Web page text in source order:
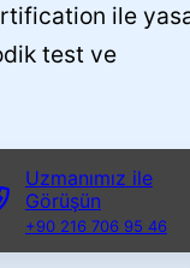
ile
test ve
Uzmanımız ile
Görüşün
+90 216 706 95 46